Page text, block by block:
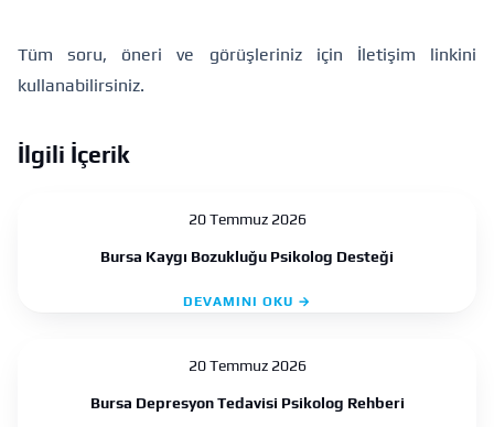
Tüm soru, öneri ve görüşleriniz için İletişim linkini
kullanabilirsiniz.
İlgili İçerik
20 Temmuz 2026
Bursa Kaygı Bozukluğu Psikolog Desteği
DEVAMINI OKU →
20 Temmuz 2026
Bursa Depresyon Tedavisi Psikolog Rehberi